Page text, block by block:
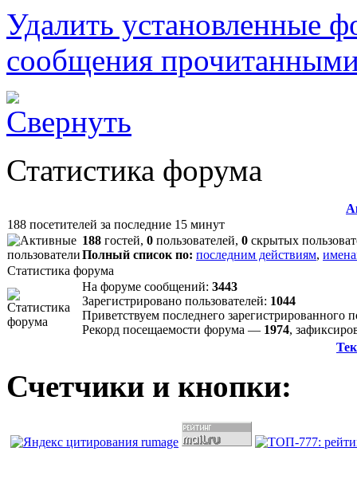
Удалить установленные
сообщения
Статистика форума
188 посетителей за последние 15 минут
188 гостей, 0 пользователей, 0 скрытых
Полный список по: последним действиям,
Статистика форума
На форуме сообщений: 3443
Зарегистрировано пользователей: 1044
Приветствуем последнего зарегистрированного
Рекорд посещаемости форума — 1974,
Счетчики и кнопки: